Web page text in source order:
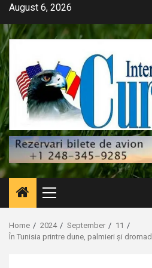
Skip
content
August 6, 2026
Primary
Menu
Home 2024 September
11
În Tunisia printre dune, palmieri și